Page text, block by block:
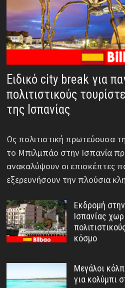
Ειδικό city break για
πολιτιστικούς
της Ισπανίας
Ως πολιτιστική πρωτεύουσα
το Μπιλμπάο στην Ισπανία
ανακαλύψουν οι επισκέπτες
εξερευνήσουν την πλούσια
Εκδρομή
Ισπανίας
κόσμο
Μεγάλοι
για κολύμπι